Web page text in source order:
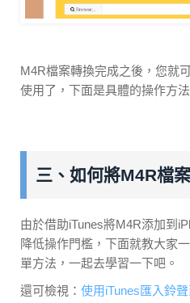
M4R檔案轉換完成之後，您就
使用了，下面是具體的操作方法
三、如何將M4R檔
由於借助iTunes將M4R添加到
降低操作門檻，下面就教大家
單方法，一起去學習一下吧。
還可檢視： 使用iTunes匯入鈴